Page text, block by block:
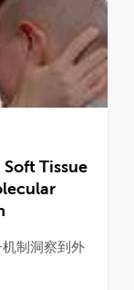
Tissue
制洞察到外